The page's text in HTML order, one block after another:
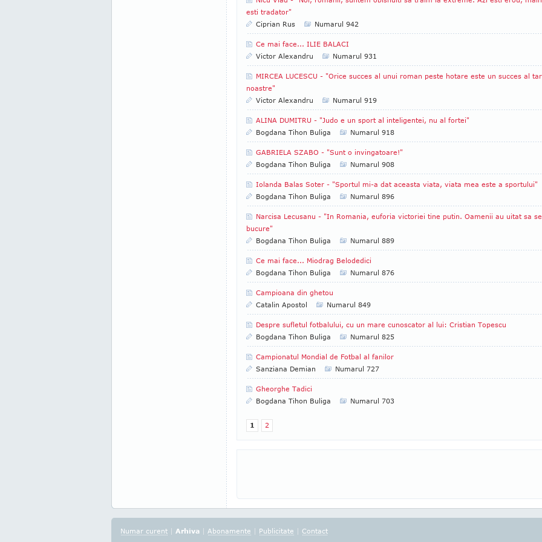
esti tradator"
Ciprian Rus
Numarul 942
Ce mai face... ILIE BALACI
Victor Alexandru
Numarul 931
MIRCEA LUCESCU - "Orice succes al unui roman peste hotare este un succes al
noastre"
Victor Alexandru
Numarul 919
ALINA DUMITRU - "Judo e un sport al inteligentei, nu al fortei"
Bogdana Tihon Buliga
Numarul 918
GABRIELA SZABO - "Sunt o invingatoare!"
Bogdana Tihon Buliga
Numarul 908
Iolanda Balas Soter - "Sportul mi-a dat aceasta viata, viata mea este a sportului"
Bogdana Tihon Buliga
Numarul 896
Narcisa Lecusanu - "In Romania, euforia victoriei tine putin. Oamenii au uitat sa se
bucure"
Bogdana Tihon Buliga
Numarul 889
Ce mai face... Miodrag Belodedici
Bogdana Tihon Buliga
Numarul 876
Campioana din ghetou
Catalin Apostol
Numarul 849
Despre sufletul fotbalului, cu un mare cunoscator al lui: Cristian Topescu
Bogdana Tihon Buliga
Numarul 825
Campionatul Mondial de Fotbal al fanilor
Sanziana Demian
Numarul 727
Gheorghe Tadici
Bogdana Tihon Buliga
Numarul 703
1 2
Numar curent | Arhiva | Abonamente | Publicitate | Contact